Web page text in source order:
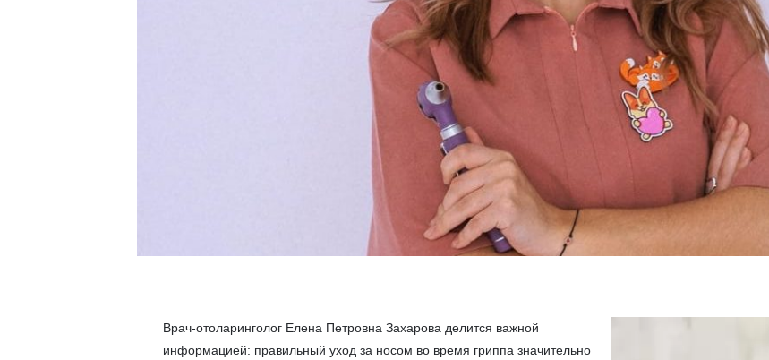
Врач-отоларинголог Елена Петровна Захарова делится важной
информацией: правильный уход за носом во время гриппа значительно